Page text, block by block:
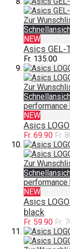
Zur
NEW
Asics GEL-
Fr. 135.00
Zur
performance
NEW
Asics
Fr. 69.90 Fr.
Zur
performance
NEW
Asics
black
Fr. 59.90 Fr.